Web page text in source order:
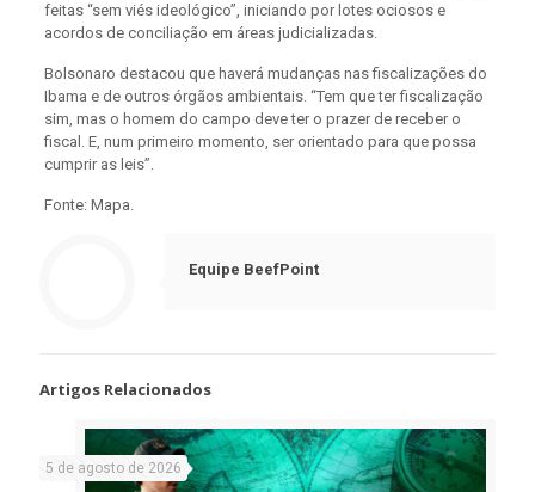
feitas “sem viés ideológico”, iniciando por lotes ociosos e
acordos de conciliação em áreas judicializadas.
Bolsonaro destacou que haverá mudanças nas fiscalizações do
Ibama e de outros órgãos ambientais. “Tem que ter fiscalização
sim, mas o homem do campo deve ter o prazer de receber o
fiscal. E, num primeiro momento, ser orientado para que possa
cumprir as leis”.
Fonte: Mapa.
Equipe BeefPoint
Artigos Relacionados
5 de agosto de 2026